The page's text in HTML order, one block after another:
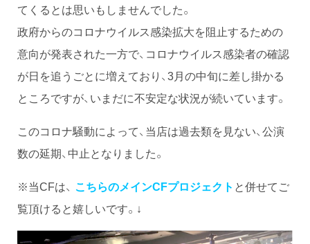
てくるとは思いもしませんでした。
政府からのコロナウイルス感染拡大を阻止するための
意向が発表された一方で、コロナウイルス感染者の確認
が日を追うごとに増えており、3月の中旬に差し掛かる
ところですが、いまだに不安定な状況が続いています。
このコロナ騒動によって、当店は過去類を見ない、公演
数の延期、中止となりました。
※当CFは、 こちらのメインCFプロジェクト と併せてご
覧頂けると嬉しいです。↓